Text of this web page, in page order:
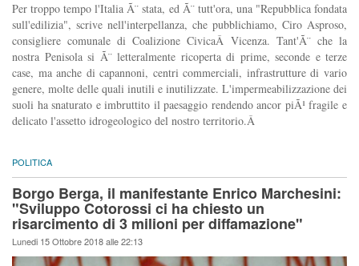
Per troppo tempo l'Italia Ã¨ stata, ed Ã¨ tutt'ora, una "Repubblica fondata
sull'edilizia", scrive nell'interpellanza, che pubblichiamo, Ciro Asproso,
consigliere comunale di Coalizione CivicaÂ Vicenza. Tant'Ã¨ che la
nostra Penisola si Ã¨ letteralmente ricoperta di prime, seconde e terze
case, ma anche di capannoni, centri commerciali, infrastrutture di vario
genere, molte delle quali inutili e inutilizzate. L'impermeabilizzazione dei
suoli ha snaturato e imbruttito il paesaggio rendendo ancor piÃ¹ fragile e
delicato l'assetto idrogeologico del nostro territorio.Â
POLITICA
Borgo Berga, il manifestante Enrico Marchesini:
"Sviluppo Cotorossi ci ha chiesto un
risarcimento di 3 milioni per diffamazione"
Lunedi 15 Ottobre 2018 alle 22:13